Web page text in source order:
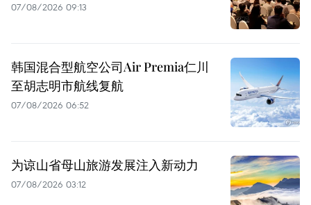
07/08/2026 09:13
韩国混合型航空公司Air Premia仁川
至胡志明市航线复航
07/08/2026 06:52
为谅山省母山旅游发展注入新动力
07/08/2026 03:12